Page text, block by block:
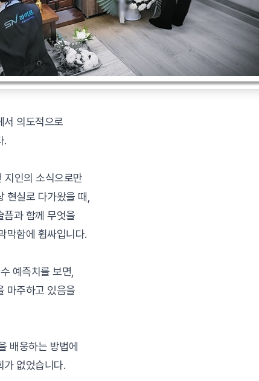
서 의도적으로
.
지인의 소식으로만
현실로 다가왔을 때,
픔과 함께 무엇을
막함에 휩싸입니다.
예측치를 보면,
마주하고 있음을
배웅하는 방법에
가 없었습니다.